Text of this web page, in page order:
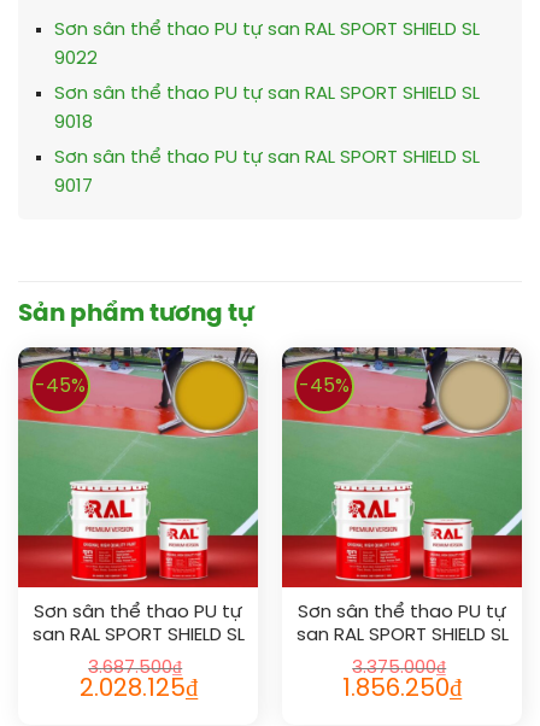
Sơn sân thể thao PU tự san RAL SPORT SHIELD SL
9022
Sơn sân thể thao PU tự san RAL SPORT SHIELD SL
9018
Sơn sân thể thao PU tự san RAL SPORT SHIELD SL
9017
Sản phẩm tương tự
-45%
Sơn sân thể thao PU tự
san RAL SPORT SHIELD SL
1004
3.687.500₫
2.028.125₫
-45%
Sơn sân thể thao PU tự
san RAL SPORT SHIELD SL
1001
3.375.000₫
1.856.250₫